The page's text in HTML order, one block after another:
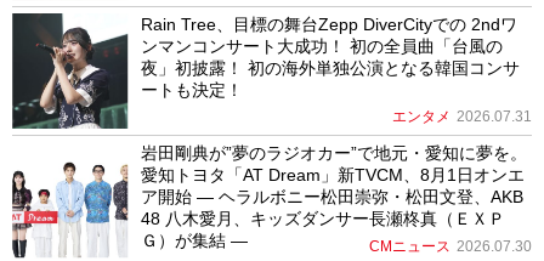
Rain Tree、目標の舞台Zepp DiverCityでの 2ndワ
ンマンコンサート大成功！ 初の全員曲「台風の
夜」初披露！ 初の海外単独公演となる韓国コンサ
ートも決定！
エンタメ 2026.07.31
岩田剛典が”夢のラジオカー”で地元・愛知に夢を。
愛知トヨタ「AT Dream」新TVCM、8月1日オンエ
ア開始 ― ヘラルボニー松田崇弥・松田文登、AKB
48 八木愛月、キッズダンサー長瀬柊真（ＥＸＰ
Ｇ）が集結 ―
CMニュース 2026.07.30